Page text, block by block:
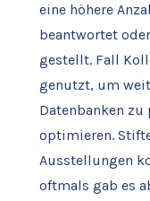
eine höhere
beantwortet
gestellt. Fall
genutzt, um
Datenbanken
optimieren.
Ausstellungen
oftmals gab es